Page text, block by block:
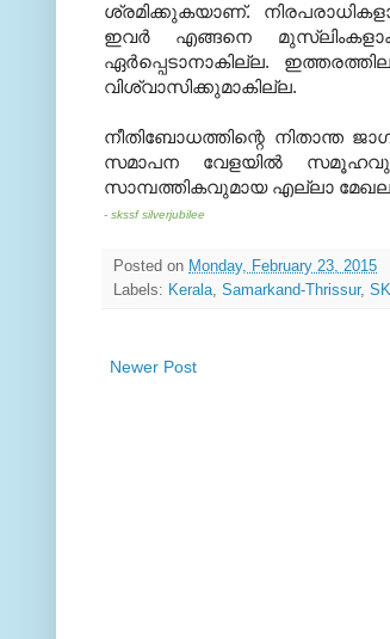
ശ്രമിക്കുകയാണ്.
ഇവര്‍ എങ്ങനെ
ഏര്‍പ്പെടാനാകില്ല.
വിശ്വാസിക്കുമാകില്ല.
നീതിബോധത്തിന്റെ
സമാപന വേളയില്‍ സമൂഹവും
സാമ്പത്തികവുമായ എല്ലാ
- skssf silverjubilee
Posted on Monday, February 23, 2015
Labels: Kerala Samarkand-Thrissur,
Newer Post